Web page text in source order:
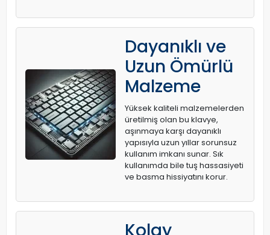
Dayanıklı ve
Uzun Ömürlü
Malzeme
Yüksek kaliteli malzemelerden
üretilmiş olan bu klavye,
aşınmaya karşı dayanıklı
yapısıyla uzun yıllar sorunsuz
kullanım imkanı sunar. Sık
kullanımda bile tuş hassasiyeti
ve basma hissiyatını korur.